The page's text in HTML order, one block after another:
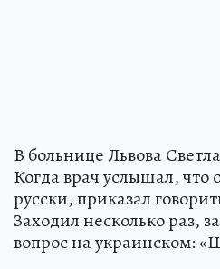
В больнице Львова
Когда врач услышал, что
русски, приказал
Заходил несколько раз,
вопрос на украинском: